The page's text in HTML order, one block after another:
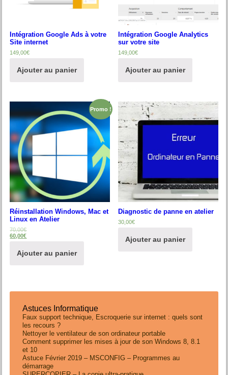
Intégration Google Ads à votre
Site internet
149,00€
Ajouter au panier
Intégration Google Analytics
sur votre site
149,00€
Ajouter au panier
Promo !
Réinstallation Windows, Mac et
Linux en Atelier
70,00€
60,00€
Ajouter au panier
Diagnostic de panne en atelier
30,00€
Ajouter au panier
Astuces Informatique
Faux support technique, Escroquerie sur internet : quels sont
les recours ?
Nettoyer le ventilateur de son ordinateur portable
Comment supprimer les mises à jour de son Windows 8, 8.1
et 10
Astuce Février 2019 – MSCONFIG – Programmes au
démarrage